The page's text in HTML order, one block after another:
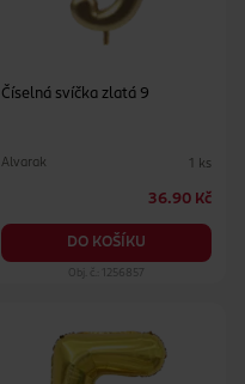
Číselná svíčka zlatá 9
Alvarak 1 ks
36.90 Kč
DO KOŠÍKU
Obj. č.: 1256857